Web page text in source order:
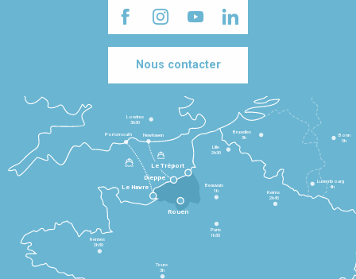
Nous contacter
Le Havre
Dieppe
Le Tréport
Rennes
2h30
Tours
3h
Paris
1h30
Beauvais
1h
Reims
2h45
Lille
2h30
Bruxelles
3h
Londres
3h30
Newhaven
Portsmouth
Bonn
5h
Luxembourg
4h
Rouen